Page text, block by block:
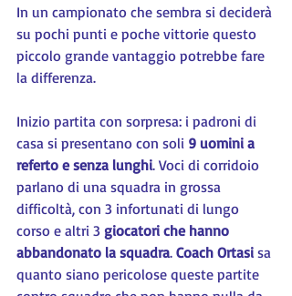
In un campionato che sembra si deciderà
su pochi punti e poche vittorie questo
piccolo grande vantaggio potrebbe fare
la differenza.
Inizio partita con sorpresa: i padroni di
casa si presentano con soli 9 uomini a
referto e senza lunghi. Voci di corridoio
parlano di una squadra in grossa
difficoltà, con 3 infortunati di lungo
corso e altri 3 giocatori che hanno
abbandonato la squadra. Coach Ortasi sa
quanto siano pericolose queste partite